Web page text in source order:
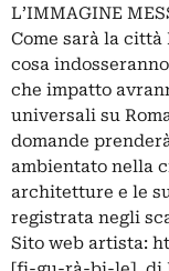
L’IMMAGINE
Come sarà la
cosa
che impatto
universali su
domande
ambientato nella
architetture e le
registrata negli
Sito web artista: